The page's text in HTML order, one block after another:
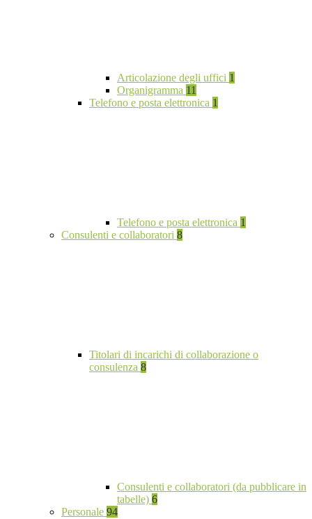
Articolazione degli uffici 1
Organigramma 11
Telefono e posta elettronica 1
Telefono e posta elettronica 1
Consulenti e collaboratori 8
Titolari di incarichi di collaborazione o
consulenza 8
Consulenti e collaboratori (da pubblicare in
tabelle) 6
Personale 94